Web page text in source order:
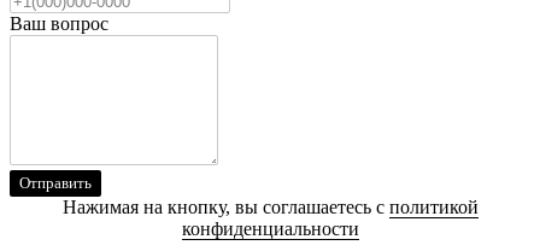
Ваш вопрос
Отправить
Нажимая на кнопку, вы соглашаетесь с политикой
конфиденциальности